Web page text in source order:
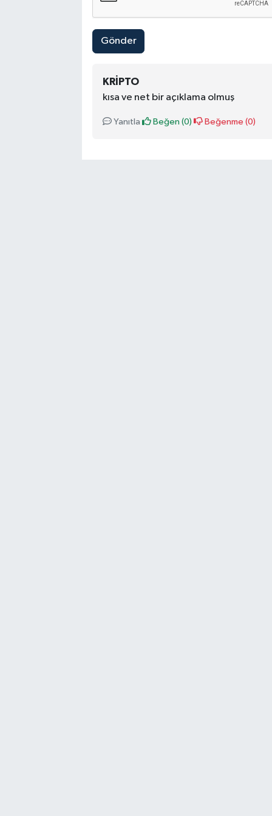
Gönder
KRIPTO
kısa ve net bir açıklama olmuş
Yanıtla Beğen (0) Beğenme (0)